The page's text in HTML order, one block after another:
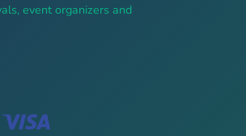
event organizers and